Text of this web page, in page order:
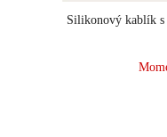
Silikonový kablík